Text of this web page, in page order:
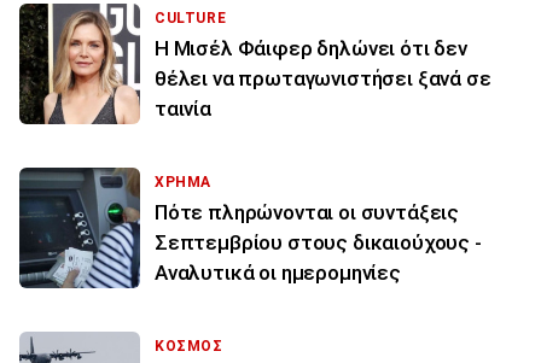
CULTURE
Η Μισέλ Φάιφερ δηλώνει ότι δεν
θέλει να πρωταγωνιστήσει ξανά σε
ταινία
ΧΡΗΜΑ
Πότε πληρώνονται οι συντάξεις
Σεπτεμβρίου στους δικαιούχους -
Αναλυτικά οι ημερομηνίες
ΚΟΣΜΟΣ